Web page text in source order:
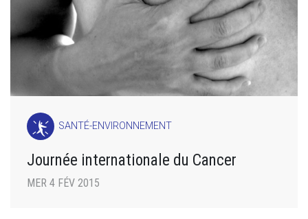
SANTÉ-ENVIRONNEMENT
Journée internationale du Cancer
MER 4 FÉV 2015